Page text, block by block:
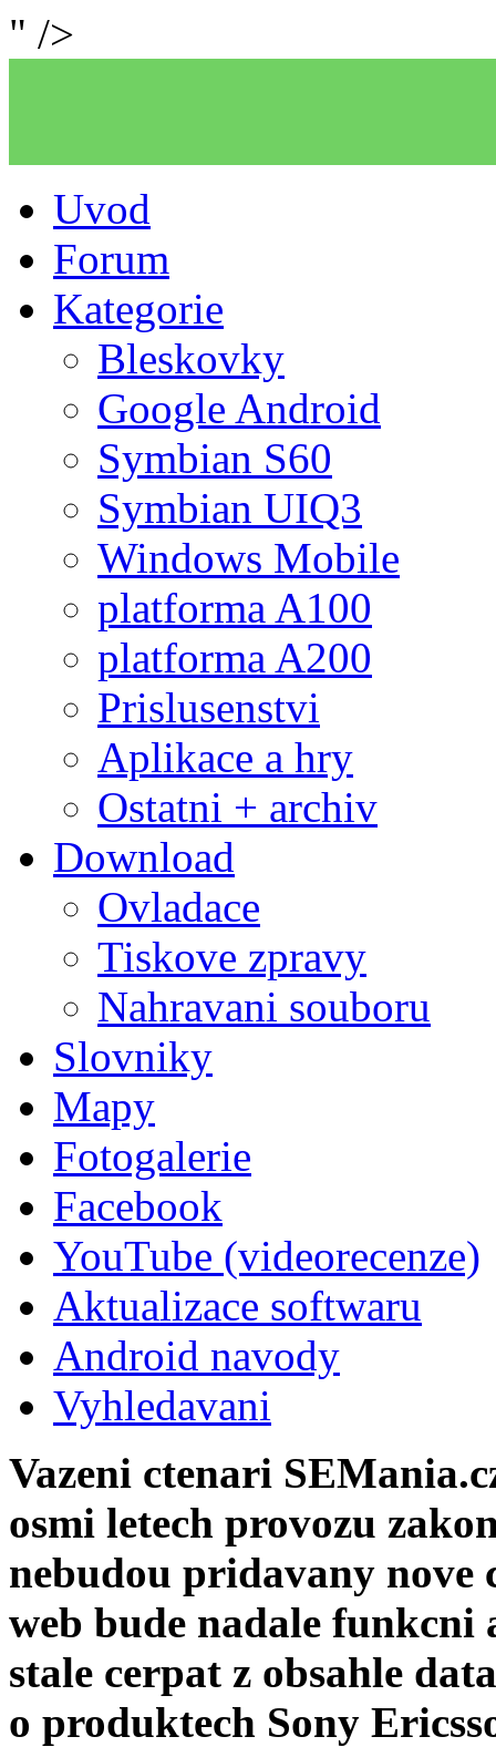
" />
Uvod
Forum
Kategorie
Bleskovky
Google Android
Symbian S60
Symbian UIQ3
Windows Mobile
platforma A100
platforma A200
Prislusenstvi
Aplikace a hry
Ostatni + archiv
Download
Ovladace
Tiskove zpravy
Nahravani souboru
Slovniky
Mapy
Fotogalerie
Facebook
YouTube (videorecenze)
Aktualizace softwaru
Android navody
Vyhledavani
Vazeni ctenari
osmi letech provozu
nebudou pridavany nove
web bude nadale funkcni
stale cerpat z obsahle
o produktech Sony